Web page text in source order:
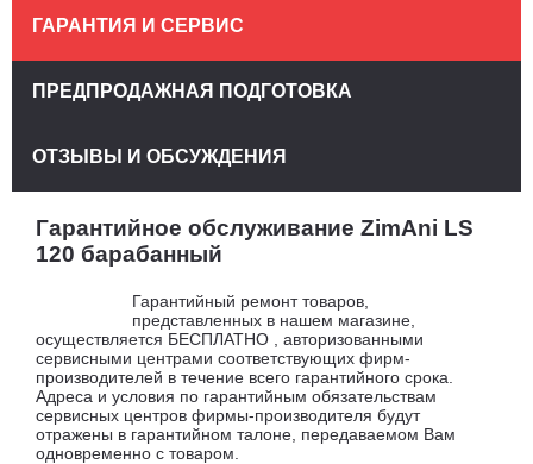
Гарантийное обслуживание ZimAni LS
120 барабанный
Гарантийный ремонт товаров,
представленных в нашем магазине,
осуществляется БЕСПЛАТНО , авторизованными
сервисными центрами соответствующих фирм-
производителей в течение всего гарантийного срока.
Адреса и условия по гарантийным обязательствам
сервисных центров фирмы-производителя будут
отражены в гарантийном талоне, передаваемом Вам
одновременно с товаром.
ГАРАНТИЯ И СЕРВИС
ПРЕДПРОДАЖНАЯ ПОДГОТОВКА
ОТЗЫВЫ И ОБСУЖДЕНИЯ